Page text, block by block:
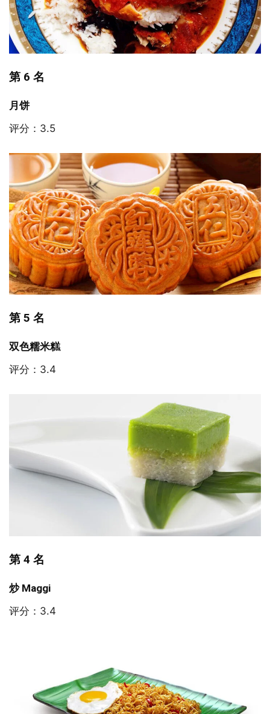
第 6 名
月饼
评分：3.5
第 5 名
双色糯米糕
评分：3.4
第 4 名
炒 Maggi
评分：3.4